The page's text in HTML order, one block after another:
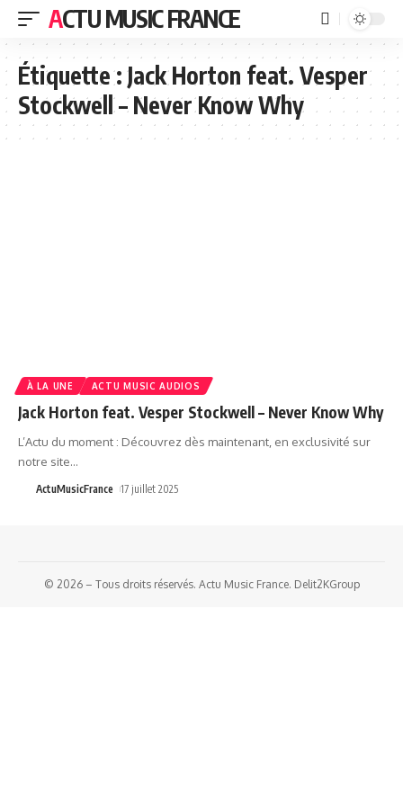
ACTU MUSIC FRANCE
Étiquette :Jack Horton feat. Vesper
Stockwell – Never Know Why
À LA UNE ACTU MUSIC AUDIOS
Jack Horton feat. Vesper Stockwell – Never Know Why
L’Actu du moment : Découvrez dès maintenant, en exclusivité sur
notre site…
ActuMusicFrance 17 juillet 2025
© 2026 – Tous droits réservés. Actu Music France. Delit2KGroup